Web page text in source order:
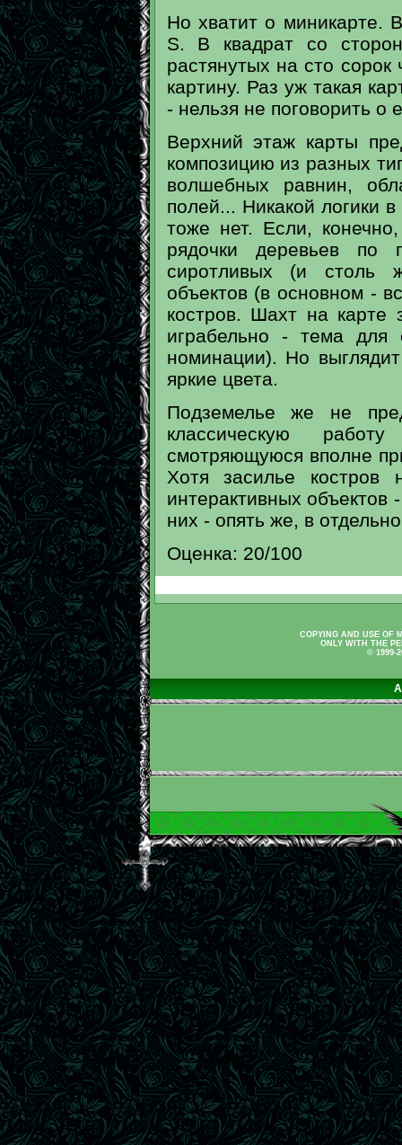
Но хватит о миникарте.
S. В квадрат со
растянутых на сто
картину. Раз уж такая
- нельзя не поговорить о
Верхний этаж карты
композицию из разных
волшебных равнин,
полей... Никакой логики
тоже нет. Если,
рядочки деревьев по
сиротливых (и столь
объектов (в основном -
костров. Шахт на карте
играбельно - тема для
номинации). Но
яркие цвета.
Подземелье же не
классическую
смотряющуюся вполне
Хотя засилье
интерактивных объектов
них - опять же, в
Оценка: 20/100
COPYING AND USE OF
ONLY WITH THE
© 1999-